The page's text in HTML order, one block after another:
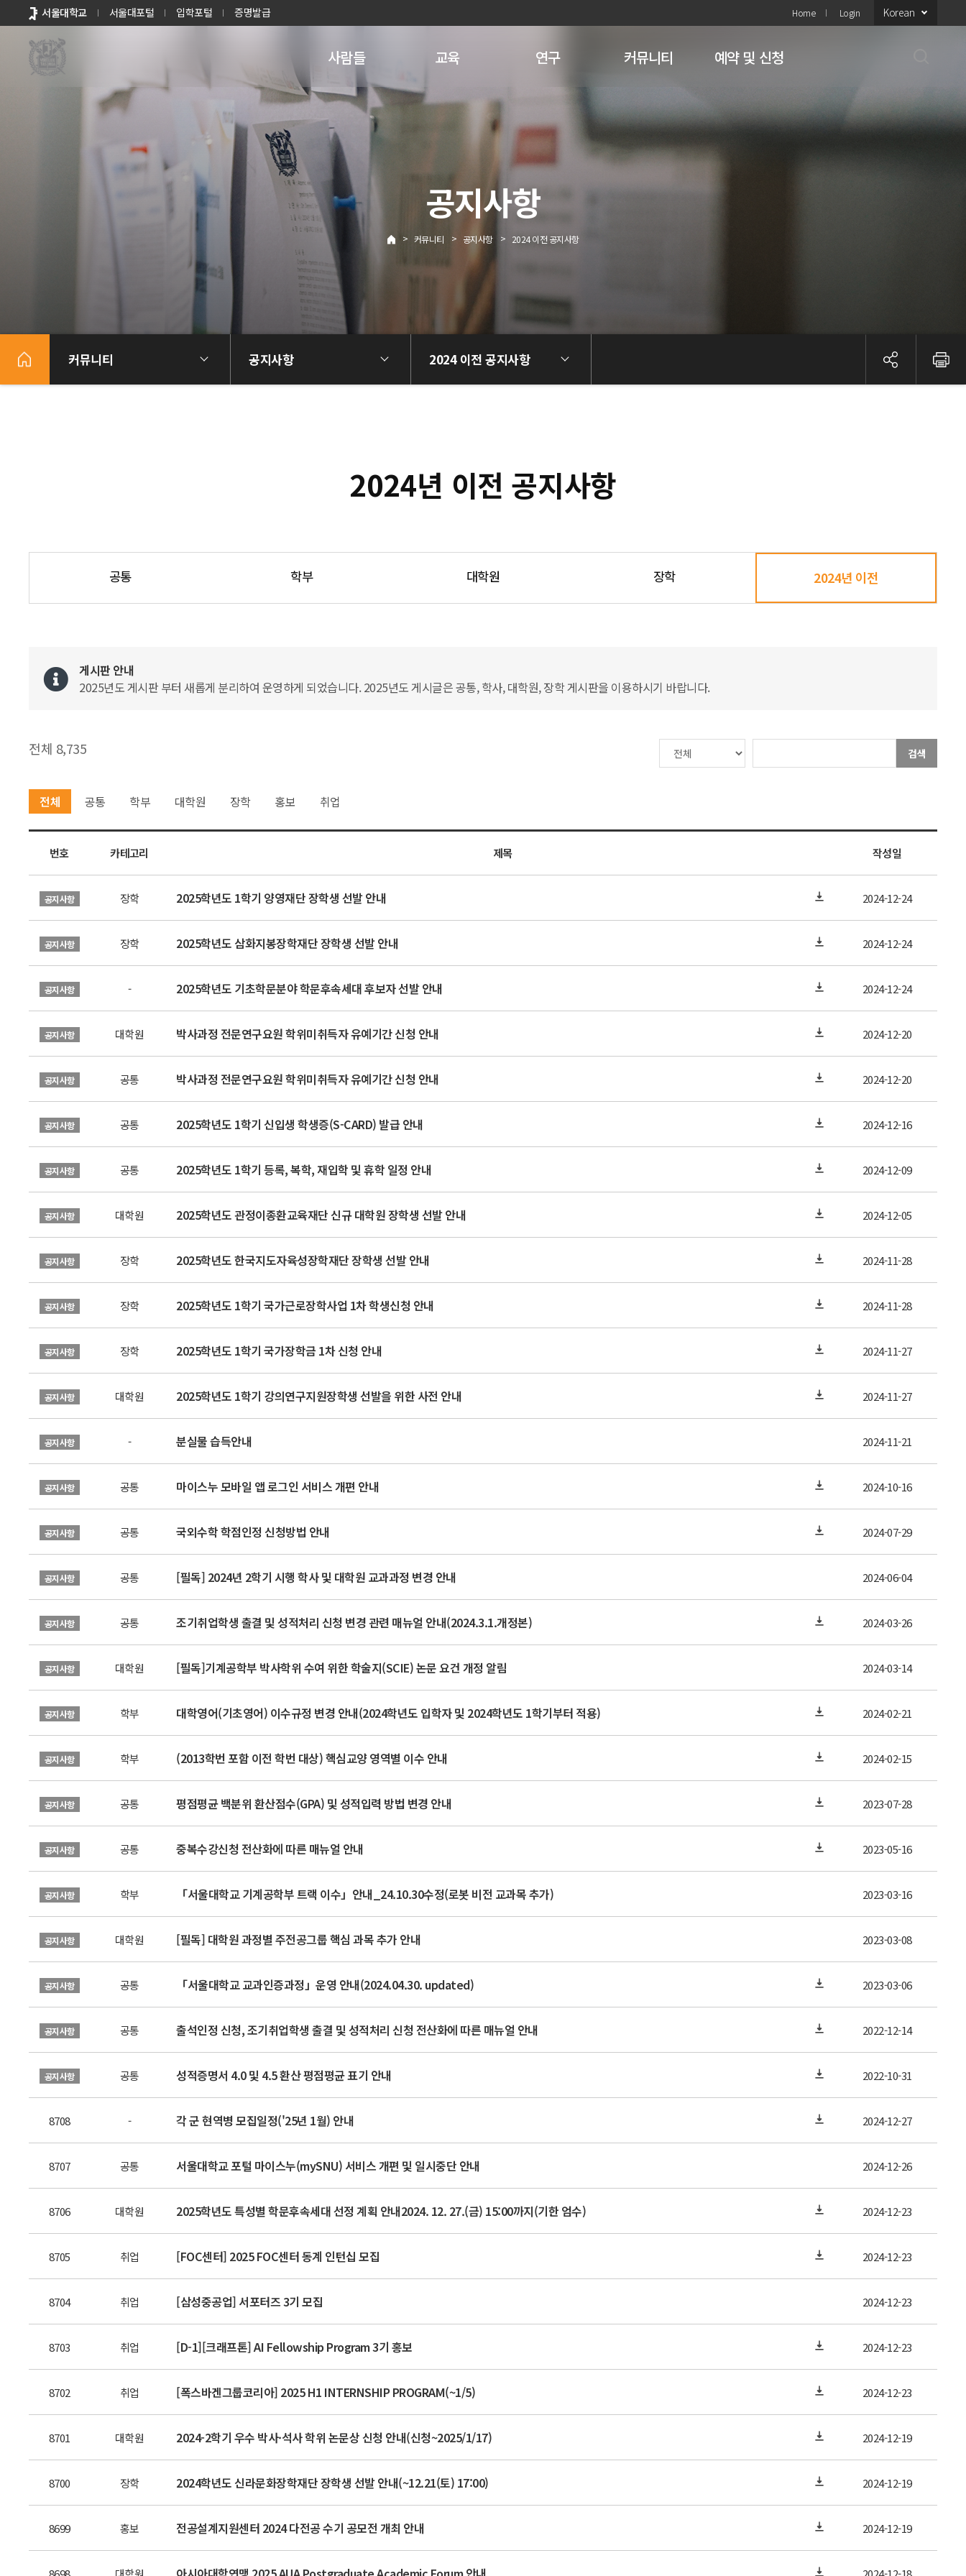
바로가기
메뉴
서울대학교 서울대포털 입학포털 증명발급 Home Login Korean
사람들 교육 연구 커뮤니티 예약 및 신청
공지사항
> 커뮤니티 > 공지사항 > 2024 이전 공지사항
커뮤니티 공지사항 2024 이전 공지사항
2024년 이전 공지사항
공통 학부 대학원 장학 2024년 이전
게시판 안내
2025년도 게시판 부터 새롭게 분리하여 운영하게 되었습니다. 2025년도 게시글은 공통, 학사, 대학원, 장학 게시판을 이용하시기 바랍니다.
전체 8,735 검색
전체 공통 학부 대학원 장학 홍보 취업
번호 카테고리 제목 작성일
공지사항 장학 2025학년도 1학기 양영재단 장학생 선발 안내 2024-12-24
공지사항 장학 2025학년도 삼화지봉장학재단 장학생 선발 안내 2024-12-24
공지사항 - 2025학년도 기초학문분야 학문후속세대 후보자 선발 안내 2024-12-24
공지사항 대학원 박사과정 전문연구요원 학위미취득자 유예기간 신청 안내 2024-12-20
공지사항 공통 박사과정 전문연구요원 학위미취득자 유예기간 신청 안내 2024-12-20
공지사항 공통 2025학년도 1학기 신입생 학생증(S-CARD) 발급 안내 2024-12-16
공지사항 공통 2025학년도 1학기 등록, 복학, 재입학 및 휴학 일정 안내 2024-12-09
공지사항 대학원 2025학년도 관정이종환교육재단 신규 대학원 장학생 선발 안내 2024-12-05
공지사항 장학 2025학년도 한국지도자육성장학재단 장학생 선발 안내 2024-11-28
공지사항 장학 2025학년도 1학기 국가근로장학사업 1차 학생신청 안내 2024-11-28
공지사항 장학 2025학년도 1학기 국가장학금 1차 신청 안내 2024-11-27
공지사항 대학원 2025학년도 1학기 강의연구지원장학생 선발을 위한 사전 안내 2024-11-27
공지사항 - 분실물 습득안내 2024-11-21
공지사항 공통 마이스누 모바일 앱 로그인 서비스 개편 안내 2024-10-16
공지사항 공통 국외수학 학점인정 신청방법 안내 2024-07-29
공지사항 공통 [필독] 2024년 2학기 시행 학사 및 대학원 교과과정 변경 안내 2024-06-04
공지사항 공통 조기취업학생 출결 및 성적처리 신청 변경 관련 매뉴얼 안내(2024.3.1.개정본) 2024-03-26
공지사항 대학원 [필독]기계공학부 박사학위 수여 위한 학술지(SCIE) 논문 요건 개정 알림 2024-03-14
공지사항 학부 대학영어(기초영어) 이수규정 변경 안내(2024학년도 입학자 및 2024학년도 1학기부터 적용) 2024-02-21
공지사항 학부 (2013학번 포함 이전 학번 대상) 핵심교양 영역별 이수 안내 2024-02-15
공지사항 공통 평점평균 백분위 환산점수(GPA) 및 성적입력 방법 변경 안내 2023-07-28
공지사항 공통 중복수강신청 전산화에 따른 매뉴얼 안내 2023-05-16
공지사항 학부 「서울대학교 기계공학부 트랙 이수」안내_24.10.30수정(로봇 비전 교과목 추가) 2023-03-16
공지사항 대학원 [필독] 대학원 과정별 주전공그룹 핵심 과목 추가 안내 2023-03-08
공지사항 공통 「서울대학교 교과인증과정」운영 안내(2024.04.30. updated) 2023-03-06
공지사항 공통 출석인정 신청, 조기취업학생 출결 및 성적처리 신청 전산화에 따른 매뉴얼 안내 2022-12-14
공지사항 공통 성적증명서 4.0 및 4.5 환산 평점평균 표기 안내 2022-10-31
8708 - 각 군 현역병 모집일정('25년 1월) 안내 2024-12-27
8707 공통 서울대학교 포털 마이스누(mySNU) 서비스 개편 및 일시중단 안내 2024-12-26
8706 대학원 2025학년도 특성별 학문후속세대 선정 계획 안내2024. 12. 27.(금) 15:00까지(기한 엄수) 2024-12-23
8705 취업 [FOC센터] 2025 FOC센터 동계 인턴십 모집 2024-12-23
8704 취업 [삼성중공업] 서포터즈 3기 모집 2024-12-23
8703 취업 [D-1][크래프톤] AI Fellowship Program 3기 홍보 2024-12-23
8702 취업 [폭스바겐그룹코리아] 2025 H1 INTERNSHIP PROGRAM(~1/5) 2024-12-23
8701 대학원 2024-2학기 우수 박사·석사 학위 논문상 신청 안내(신청~2025/1/17) 2024-12-19
8700 장학 2024학년도 신라문화장학재단 장학생 선발 안내(~12.21(토) 17:00) 2024-12-19
8699 홍보 전공설계지원센터 2024 다전공 수기 공모전 개최 안내 2024-12-19